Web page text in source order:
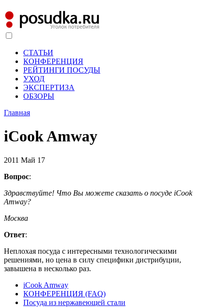
СТАТЬИ
КОНФЕРЕНЦИЯ
РЕЙТИНГИ ПОСУДЫ
УХОД
ЭКСПЕРТИЗА
ОБЗОРЫ
Главная
iCook Amway
2011 Май 17
Вопрос:
Здравствуйте! Что Вы можете сказать о посуде iCook
Amway?
Москва
Ответ:
Неплохая посуда с интересными технологическими
решениями, но цена в силу специфики дистрибуции,
завышена в несколько раз.
iCook Amway
КОНФЕРЕНЦИЯ (FAQ)
Посуда из нержавеющей стали